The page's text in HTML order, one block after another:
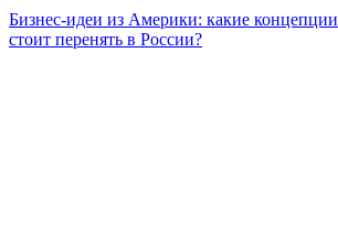
Бизнес-идеи из Америки: какие концепции
стоит перенять в России?